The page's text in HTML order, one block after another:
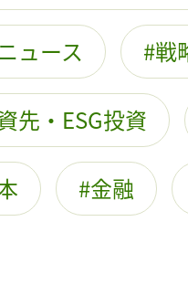
ュース 戦
先・ESG投資
金融